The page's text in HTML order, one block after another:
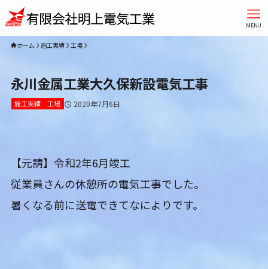
MENU
ホーム 施工実績 工場
永川金属工業大久保新設電気工事
施工実績 工場 2020年7月6日
【元請】令和2年6月竣工
従業員さんの休憩所の電気工事でした。
暑くなる前に送電できてなによりです。